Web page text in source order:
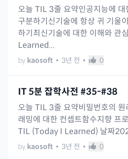
오늘 TIL 3줄 요약인공지능에 대
구분하기신기술에 항상 귀 기울
하기최신기술에 대한 이해와 관
Learned...
by kaosoft • 3년 전 • 0
IT 5분 잡학사전 #35-#38
오늘 TIL 3줄 요약비밀번호의
래밍에 대한 컨셉트함수지향 프
TIL (Today I Learned) 날짜
by kaosoft • 3년 전 • 0